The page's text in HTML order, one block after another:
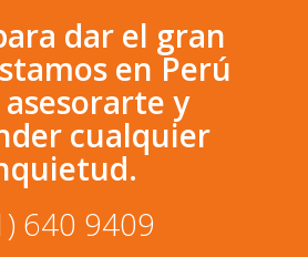
dar el gran
en Perú
y
cualquier
640 9409